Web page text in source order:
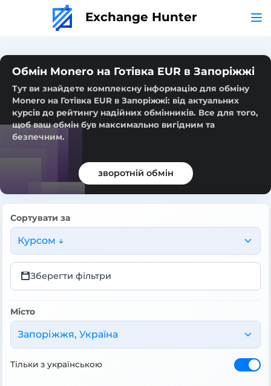
Exchange Hunter
Обмін Monero на Готівка EUR в Запоріжжі
Тут ви знайдете комплексну інформацію для обміну
Monero на Готівка EUR в Запоріжжі: від актуальних
курсів до рейтингу надійних обмінників. Все для того,
щоб ваш обмін був максимально вигідним та
безпечним.
зворотній обмін
Сортувати за
Курсом ↓
Зберегти фільтри
Місто
Запоріжжя, Україна
Тільки з українською